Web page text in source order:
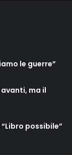
le guerre”
ma il
possibile”